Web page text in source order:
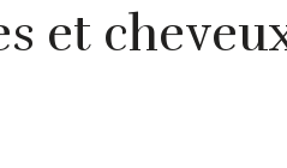
et